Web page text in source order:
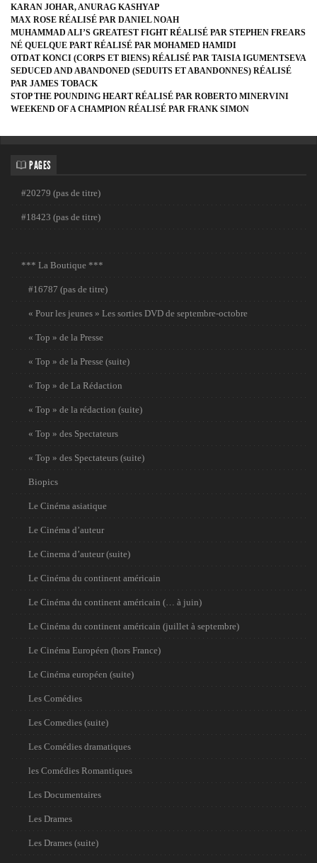
KARAN JOHAR, ANURAG KASHYAP
MAX ROSE RÉALISÉ PAR DANIEL NOAH
MUHAMMAD ALI’S GREATEST FIGHT RÉALISÉ PAR STEPHEN FREARS
NÉ QUELQUE PART RÉALISÉ PAR MOHAMED HAMIDI
OTDAT KONCI (CORPS ET BIENS) RÉALISÉ PAR TAISIA IGUMENTSEVA
SEDUCED AND ABANDONED (SEDUITS ET ABANDONNES) RÉALISÉ
PAR JAMES TOBACK
STOP THE POUNDING HEART RÉALISÉ PAR ROBERTO MINERVINI
WEEKEND OF A CHAMPION RÉALISÉ PAR FRANK SIMON
PAGES
#20279 (pas de titre)
#18423 (pas de titre)
*** La Boutique ***
#16787 (pas de titre)
« Pour les jeunes » Les sorties DVD de septembre-octobre
« Top » de la Presse
« Top » de la Presse (suite)
« Top » de La Rédaction
« Top » de la rédaction (suite)
« Top » des Spectateurs
« Top » des Spectateurs (suite)
Biopics
Le Cinéma asiatique
Le Cinéma d’auteur
Le Cinema d’auteur (suite)
Le Cinéma du continent américain
Le Cinéma du continent américain (… à juin)
Le Cinéma du continent américain (juillet à septembre)
Le Cinéma Européen (hors France)
Le Cinéma européen (suite)
Les Comédies
Les Comedies (suite)
Les Comédies dramatiques
les Comédies Romantiques
Les Documentaires
Les Drames
Les Drames (suite)